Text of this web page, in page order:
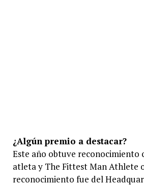
¿Algún premio a destacar?
Este año obtuve reconocimiento
atleta y The Fittest Man Athlete
reconocimiento fue del